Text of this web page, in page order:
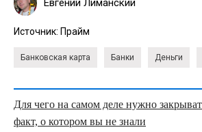
Евгений Лиманский
Источник: Прайм
Банковская карта Банки Деньги
Для чего на самом деле нужно
факт, о котором вы не знали